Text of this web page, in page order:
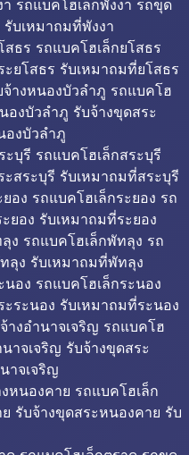
รถแบคโฮเล็กพังงา รถขุด
รับเหมาถมที่พังงา
ธร รถแบคโฮเล็กยโสธร
ยโสธร รับเหมาถมที่ยโสธร
างหนองบัวลำภู รถแบคโฮ
องบัวลำภู รับจ้างขุดสระ
งบัวลำภู
บุรี รถแบคโฮเล็กสระบุรี
สระบุรี รับเหมาถมที่สระบุรี
อง รถแบคโฮเล็กระยอง รถ
ยอง รับเหมาถมที่ระยอง
ง รถแบคโฮเล็กพัทลุง รถ
ลุง รับเหมาถมที่พัทลุง
อง รถแบคโฮเล็กระนอง
ระนอง รับเหมาถมที่ระนอง
างอำนาจเจริญ รถแบคโฮ
าจเจริญ รับจ้างขุดสระ
าจเจริญ
หนองคาย รถแบคโฮเล็ก
รับจ้างขุดสระหนองคาย รับ